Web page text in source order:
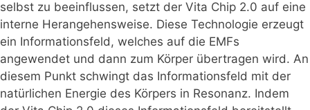
selbst zu beeinflussen, setzt der Vita Chip 2.0 auf eine
interne Herangehensweise. Diese Technologie erzeugt
ein Informationsfeld, welches auf die EMFs
angewendet und dann zum Körper übertragen wird. An
diesem Punkt schwingt das Informationsfeld mit der
natürlichen Energie des Körpers in Resonanz. Indem